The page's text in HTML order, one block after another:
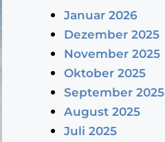
Januar 2026
Dezember 2025
November 2025
Oktober 2025
September 2025
August 2025
Juli 2025